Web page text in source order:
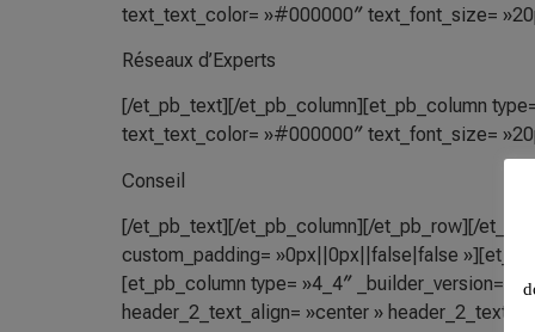
text_text_color= »#000000″ text_font_size=
Réseaux d’Experts
[/et_pb_text][/et_pb_column][et_pb_column
text_text_color= »#000000″ text_font_size=
Conseil
[/et_pb_text][/et_pb_column][/et_pb_row][/
custom_padding= »0px||0px||false|false
[et_pb_column type= »4_4″ _builder_version=
header_2_text_align= »center »